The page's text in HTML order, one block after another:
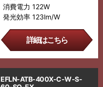
消費電力 122W
発光効率 123lm/W
詳細はこちら
EFLN-ATB-400X-C-W-S-